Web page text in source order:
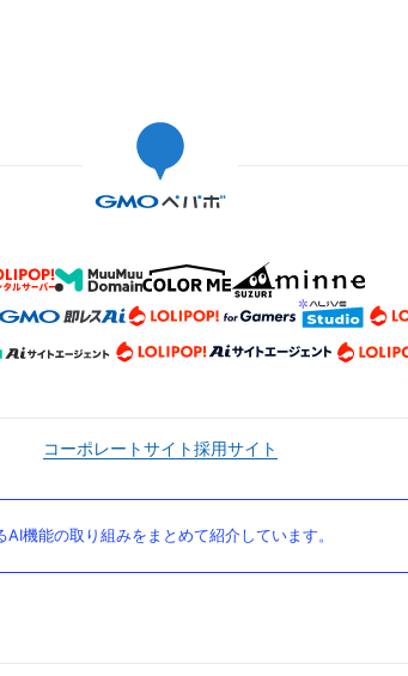
コーポレートサイト採用サイト
機能の取り組みをまとめて紹介しています。